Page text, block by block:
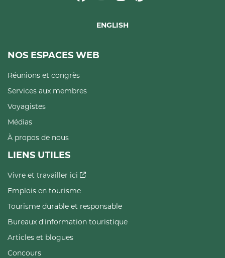
ENGLISH
NOS ESPACES WEB
Réunions et congrès
Services aux membres
Voyagistes
Médias
À propos de nous
LIENS UTILES
Vivre et travailler ici
Emplois en tourisme
Tourisme durable et responsable
Bureaux d'information touristique
Articles et blogues
Concours